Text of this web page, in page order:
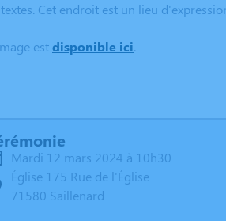
Cet endroit est un lieu
estdisponible ici.
mardi 12 mars 2024 à 10h30
Église 175 Rue de l'Église
71580 Saillenard